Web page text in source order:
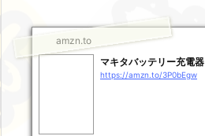
amzn.to
マキタバッテリー充電器
https://amzn.to/3P0bEgw